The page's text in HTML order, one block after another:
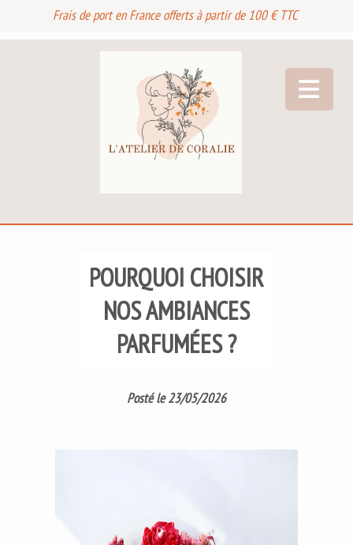
Frais de port en France offerts à partir de 100 € TTC
POURQUOI CHOISIR
NOS AMBIANCES
PARFUMÉES ?
Posté le 23/05/2026